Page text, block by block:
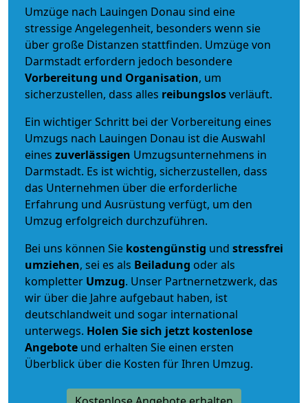
Umzüge nach Lauingen Donau sind eine
stressige Angelegenheit, besonders wenn sie
über große Distanzen stattfinden. Umzüge von
Darmstadt erfordern jedoch besondere
Vorbereitung und Organisation, um
sicherzustellen, dass alles reibungslosverläuft.
Ein wichtiger Schritt bei der Vorbereitung eines
Umzugs nach Lauingen Donau ist die Auswahl
eines zuverlässigen Umzugsunternehmens in
Darmstadt. Es ist wichtig, sicherzustellen, dass
das Unternehmen über die erforderliche
Erfahrung und Ausrüstung verfügt, um den
Umzug erfolgreich durchzuführen.
Bei uns können Sie kostengünstig und stressfrei
umziehen, sei es als Beiladung oder als
kompletter Umzug. Unser Partnernetzwerk, das
wir über die Jahre aufgebaut haben, ist
deutschlandweit und sogar international
unterwegs. Holen Sie sich jetzt kostenlose
Angebote und erhalten Sie einen ersten
Überblick über die Kosten für Ihren Umzug.